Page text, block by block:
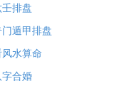
解
壬排盘
门遁甲排盘
风水算命
字合婚